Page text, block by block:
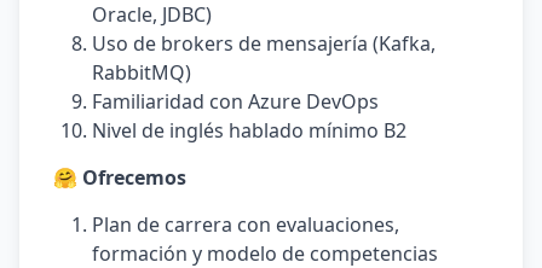
Oracle, JDBC)
Uso de brokers de mensajería (Kafka,
RabbitMQ)
Familiaridad con Azure DevOps
Nivel de inglés hablado mínimo B2
🤗 Ofrecemos
Plan de carrera con evaluaciones,
formación y modelo de competencias